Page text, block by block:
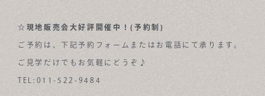
☆現地販売会大好評開催中！(予約制)
ご予約は、下記予約フォームまたはお電話にて承ります。
ご見学だけでもお気軽にどうぞ♪
TEL:011-522-9484